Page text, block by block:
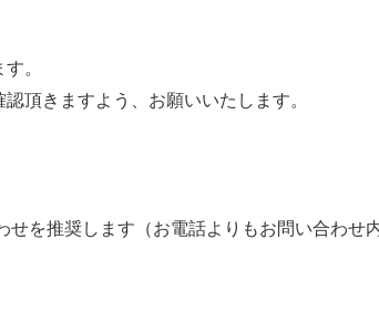
。
認頂きますよう、お願いいたします。
を推奨します（お電話よりもお問い合わせ